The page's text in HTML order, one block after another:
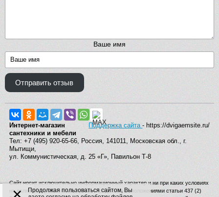
Ваше имя
Отправить отзыв
Поддержка сайта- https://dvigaemsite.ru/
Интернет-магазин
сантехники и мебели
Тел: +7 (495) 920-65-66, Россия, 141011, Московская обл., г.
Мытищи,
ул. Коммунистическая, д. 25 «Г», Павильон Т-8
Сайт носит исключительно информационный характер и ни при каких условиях
не является публичной офертой, определяемой положениями статьи 437 (2)
Продолжая пользоваться сайтом, Вы